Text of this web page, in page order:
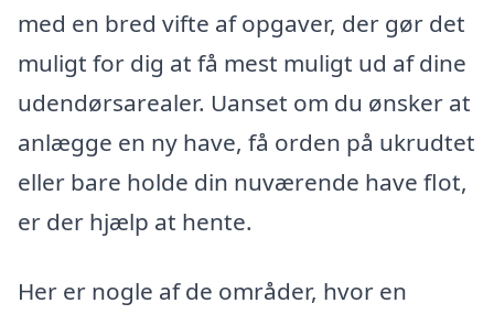
med en bred vifte af opgaver, der gør det
muligt for dig at få mest muligt ud af dine
udendørsarealer. Uanset om du ønsker at
anlægge en ny have, få orden på ukrudtet
eller bare holde din nuværende have flot,
er der hjælp at hente.
Her er nogle af de områder, hvor en